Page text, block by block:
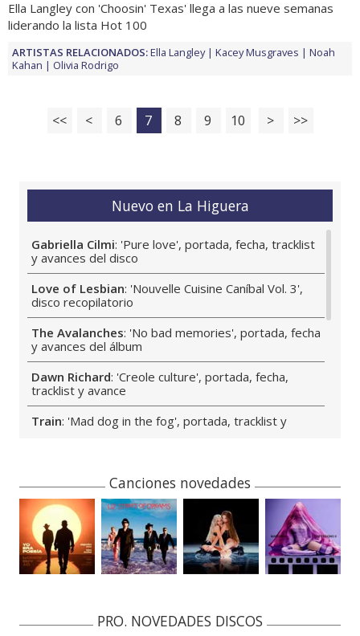
Ella Langley con 'Choosin' Texas' llega a las nueve semanas
liderando la lista Hot 100
ARTISTAS RELACIONADOS:Ella Langley Kacey Musgraves
Noah
Kahan
Olivia Rodrigo
<< < 6 7 8 9 10 > >>
Nuevo en La Higuera
Gabriella Cilmi: 'Pure love', portada, fecha, tracklist
y avances del disco
Love of Lesbian: 'Nouvelle Cuisine Caníbal Vol. 3',
disco recopilatorio
The Avalanches: 'No bad memories', portada, fecha
y avances del álbum
Dawn Richard: 'Creole culture', portada, fecha,
tracklist y avance
Train: 'Mad dog in the fog', portada, tracklist y
avance del disco
Lizzy McAlpine: 'Angel', portada, fecha y avance del
disco
James Ellis Ford : 'Lost in another world', portada,
fecha, tracklist y avance del disco
Canciones novedades
PRO. NOVEDADES DISCOS